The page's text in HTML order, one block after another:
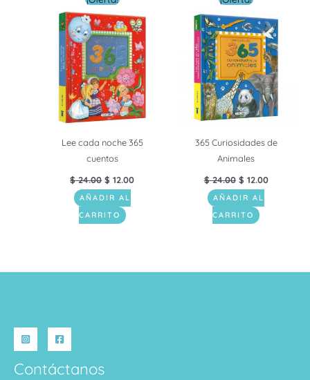
Lee cada noche 365
cuentos
$24.00
precio
original
era:
$ 24.00.
$ 12.00
actual
es:
$ 12.00.
AÑADIR AL
CARRITO
365 Curiosidades de
Animales
$24.00
precio
original
era:
$ 24.00.
$ 12.00
actual
es:
$ 12.00.
AÑADIR AL
CARRITO
Contáctanos